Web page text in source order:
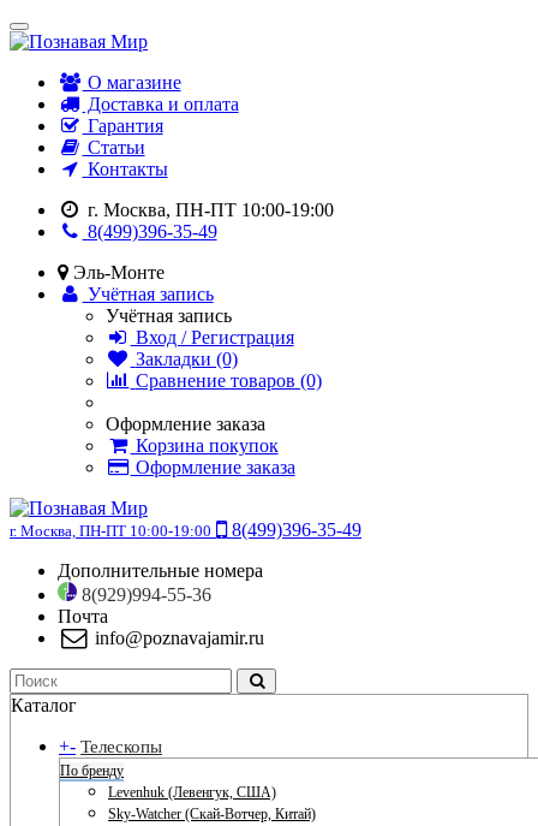
О магазине
Доставка и оплата
Гарантия
Статьи
Контакты
г. Москва, ПН-ПТ 10:00-19:00
8(499)396-35-49
Эль-Монте
Учётная запись
Учётная запись
Вход / Регистрация
Закладки (0)
Сравнение товаров (0)
Оформление заказа
Корзина покупок
Оформление заказа
г. Москва, ПН-ПТ 10:00-19:00
8(499)396-35-49
Дополнительные номера
8(929)994-55-36
Почта
info@poznavajamir.ru
Каталог
+- Телескопы
По бренду
Levenhuk (Левенгук, США)
Sky-Watcher (Скай-Вотчер, Китай)